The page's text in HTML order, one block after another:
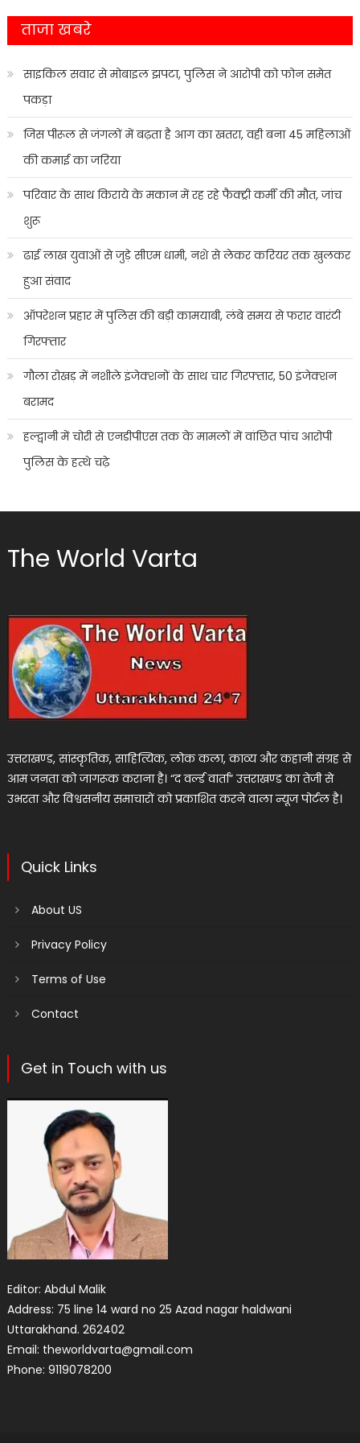
ताजा खबरे
साइकिल सवार से मोबाइल झपटा, पुलिस ने आरोपी को फोन समेत
पकड़ा
जिस पीरूल से जंगलों में बढ़ता है आग का खतरा, वही बना 45 महिलाओं
की कमाई का जरिया
परिवार के साथ किराये के मकान में रह रहे फैक्ट्री कर्मी की मौत, जांच
शुरू
ढाई लाख युवाओं से जुड़े सीएम धामी, नशे से लेकर करियर तक खुलकर
हुआ संवाद
ऑपरेशन प्रहार में पुलिस की बड़ी कामयाबी, लंबे समय से फरार वारंटी
गिरफ्तार
गौला रोखड़ में नशीले इंजेक्शनों के साथ चार गिरफ्तार, 50 इंजेक्शन
बरामद
हल्द्वानी में चोरी से एनडीपीएस तक के मामलों में वांछित पांच आरोपी
पुलिस के हत्थे चढ़े
The World Varta
उत्तराखण्ड, सांस्कृतिक, साहित्यिक, लोक कला, काव्य और कहानी संग्रह से
आम जनता को जागरूक कराना है। “द वर्ल्ड वार्ता” उत्तराखण्ड का तेजी से
उभरता और विश्वसनीय समाचारों को प्रकाशित करने वाला न्यूज पोर्टल है।
Quick Links
About US
Privacy Policy
Terms of Use
Contact
Get in Touch with us
Editor: Abdul Malik
Address: 75 line 14 ward no 25 Azad nagar haldwani
Uttarakhand. 262402
Email: theworldvarta@gmail.com
Phone: 9119078200